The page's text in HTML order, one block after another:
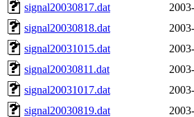
signal20030817.dat
signal20030818.dat
signal20031015.dat
signal20030811.dat
signal20031017.dat
signal20030819.dat